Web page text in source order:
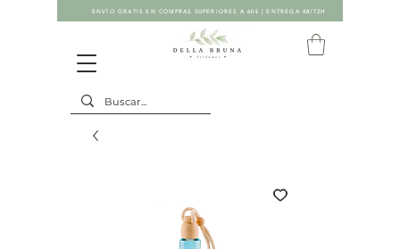
ENVÍO GRATIS EN COMPRAS SUPERIORES A 60€ | ENTREGA 48/72H